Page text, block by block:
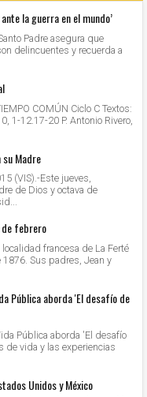
la guerra en el mundo’
Padre asegura que
delincuentes y recuerda a
COMÚN Ciclo C Textos:
1-12.17-20 P. Antonio Rivero,
su Madre
(VIS).-Este jueves,
de Dios y octava de
febrero
francesa de La Ferté
Sus padres, Jean y
Pública aborda 'El desafío de
Pública aborda 'El desafío
de vida y las experiencias
Unidos y México